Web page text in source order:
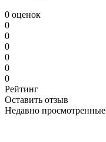
0 оценок
0
0
0
0
0
0
Рейтинг
Оставить отзыв
Недавно просмотренные